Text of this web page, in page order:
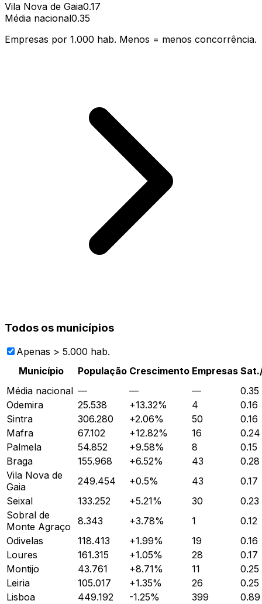
Vila Nova de Gaia0.17
Média nacional0.35
Empresas por 1.000 hab. Menos = menos concorrência.
Todos os municípios
Apenas > 5.000 hab.
Município
População Crescimento Empresas
Média nacional — — —
0.35
Odemira
25.538 +13.32% 4
0.16
Sintra
306.280 +2.06% 50
0.16
Mafra
67.102 +12.82% 16
0.24
Palmela
54.852 +9.58% 8
0.15
Braga
155.968 +6.52% 43
0.28
Vila Nova de
Gaia
249.454 +0.5% 43
0.17
Seixal
133.252 +5.21% 30
0.23
Sobral de
Monte Agraço
8.343 +3.78% 1
0.12
Odivelas
118.413 +1.99% 19
0.16
Loures
161.315 +1.05% 28
0.17
Montijo
43.761 +8.71% 11
0.25
Leiria
105.017 +1.35% 26
0.25
Lisboa
449.192 -1.25% 399
0.89